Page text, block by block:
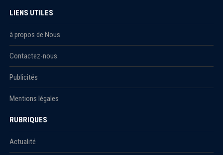
LIENS UTILES
à propos de Nous
Contactez-nous
Publicités
Mentions légales
RUBRIQUES
Actualité